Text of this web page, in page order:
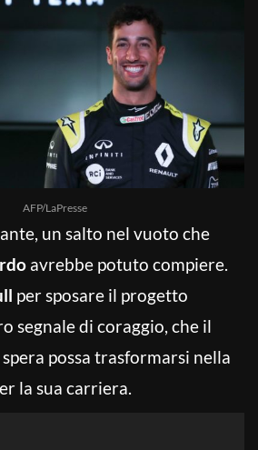
AFP/LaPresse
un salto nel vuoto che
avrebbe potuto compiere.
per sposare il progetto
segnale di coraggio, che il
possa trasformarsi nella
la sua carriera.